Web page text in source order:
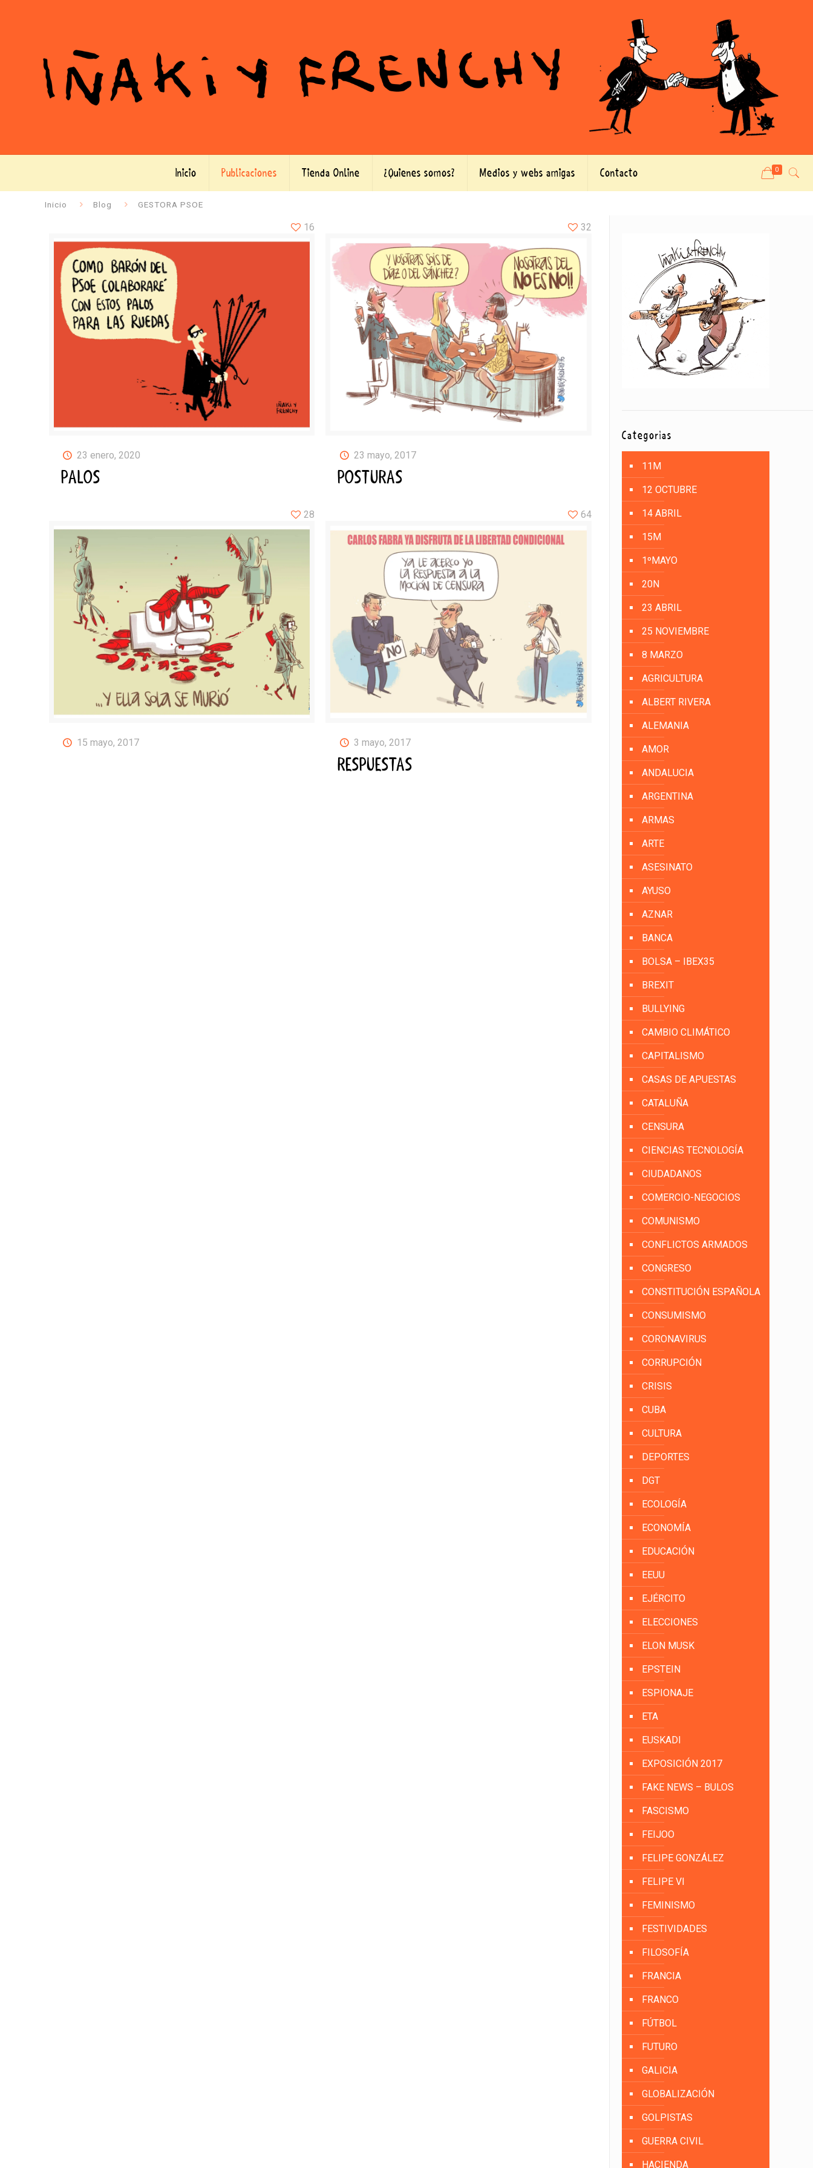
Inicio Publicaciones Tienda Online ¿Quienes somos? Medios y webs amigas Contacto 0
Inicio Blog GESTORA PSOE
23 enero, 2020
PALOS
16
23 mayo, 2017
POSTURAS
32
15 mayo, 2017
28
3 mayo, 2017
RESPUESTAS
64
Categorías
11M
12 OCTUBRE
14 ABRIL
15M
1ºMAYO
20N
23 ABRIL
25 NOVIEMBRE
8 MARZO
AGRICULTURA
ALBERT RIVERA
ALEMANIA
AMOR
ANDALUCIA
ARGENTINA
ARMAS
ARTE
ASESINATO
AYUSO
AZNAR
BANCA
BOLSA – IBEX35
BREXIT
BULLYING
CAMBIO CLIMÁTICO
CAPITALISMO
CASAS DE APUESTAS
CATALUÑA
CENSURA
CIENCIAS TECNOLOGÍA
CIUDADANOS
COMERCIO-NEGOCIOS
COMUNISMO
CONFLICTOS ARMADOS
CONGRESO
CONSTITUCIÓN ESPAÑOLA
CONSUMISMO
CORONAVIRUS
CORRUPCIÓN
CRISIS
CUBA
CULTURA
DEPORTES
DGT
ECOLOGÍA
ECONOMÍA
EDUCACIÓN
EEUU
EJÉRCITO
ELECCIONES
ELON MUSK
EPSTEIN
ESPIONAJE
ETA
EUSKADI
EXPOSICIÓN 2017
FAKE NEWS – BULOS
FASCISMO
FEIJOO
FELIPE GONZÁLEZ
FELIPE VI
FEMINISMO
FESTIVIDADES
FILOSOFÍA
FRANCIA
FRANCO
FÚTBOL
FUTURO
GALICIA
GLOBALIZACIÓN
GOLPISTAS
GUERRA CIVIL
HACIENDA